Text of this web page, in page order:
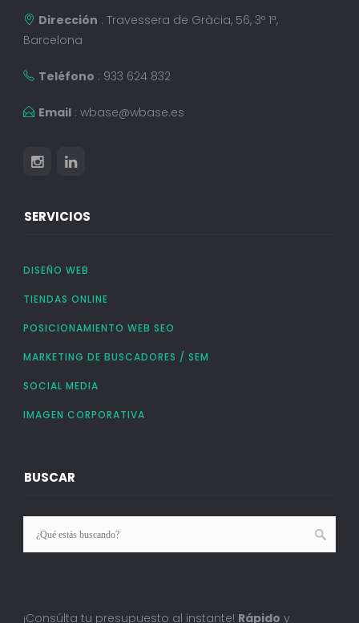
Dirección : Travessera de Gràcia, 56, 3º 1ª,
Barcelona
Teléfono : 933 624 832
Email: wbase@wbase.es
SERVICIOS
DISEÑO WEB
TIENDAS ONLINE
POSICIONAMIENTO WEB SEO
MARKETING DE BUSCADORES / SEM
SOCIAL MEDIA
IMAGEN CORPORATIVA
BUSCAR
¡Consúlta tu presupuesto al instante! Rápido y